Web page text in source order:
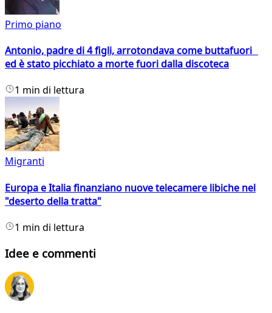
Primo piano
Antonio, padre di 4 figli, arrotondava come buttafuori
ed è stato picchiato a morte fuori dalla discoteca
1 min di lettura
Migranti
Europa e Italia finanziano nuove telecamere libiche nel
"deserto della tratta"
1 min di lettura
Idee e commenti